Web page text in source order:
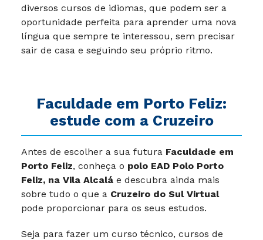
diversos cursos de idiomas, que podem ser a
oportunidade perfeita para aprender uma nova
língua que sempre te interessou, sem precisar
sair de casa e seguindo seu próprio ritmo.
Faculdade em Porto Feliz:
estude com a Cruzeiro
Antes de escolher a sua futura Faculdade em
Porto Feliz, conheça o polo EAD Polo Porto
Feliz, na Vila Alcalá e descubra ainda mais
sobre tudo o que a Cruzeiro do Sul Virtual
pode proporcionar para os seus estudos.
Seja para fazer um curso técnico, cursos de